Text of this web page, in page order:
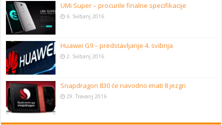
UMi Super – procurile finalne specifikacije
6. Svibanj 2016
Huawei G9 – predstavljanje 4. svibnja
2. Svibanj 2016
Snapdragon 830 će navodno imati 8 jezgri
29. Travanj 2016